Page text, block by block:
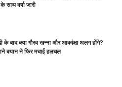
साथ वर्षा जारी
के बाद क्या गौरव खन्ना और आकांक्षा अलग होंगे?
बयान ने फिर मचाई हलचल